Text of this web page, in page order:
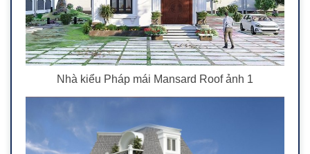
Nhà kiểu Pháp mái Mansard Roof ảnh 1